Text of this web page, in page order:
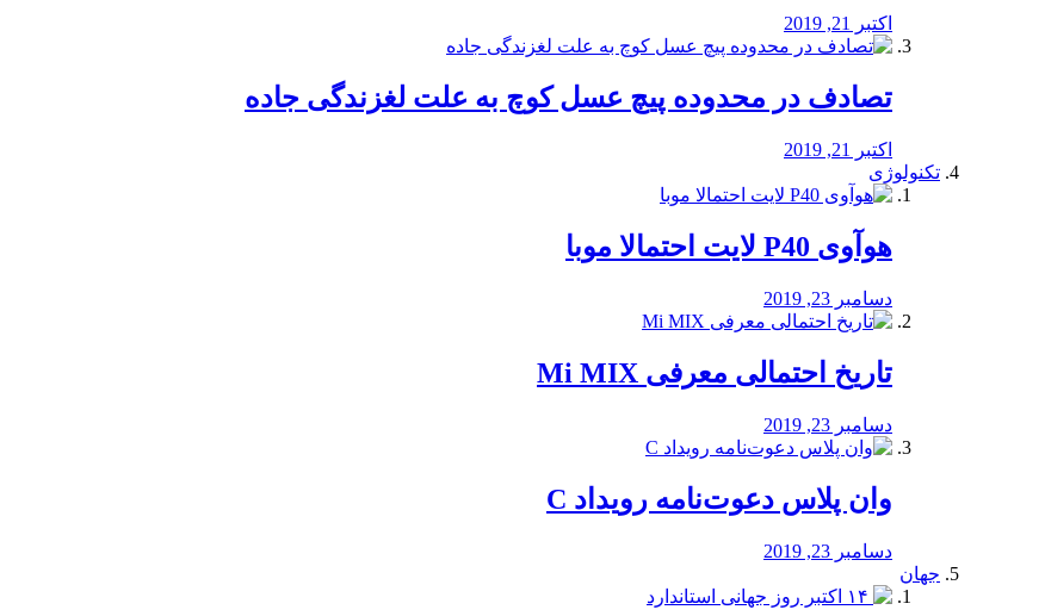
اکتبر 21, 2019
تصادف در محدوده پیچ عسل کوچ به علت لغزندگی جاده
اکتبر 21, 2019
تکنولوژی
هوآوی P40 لایت احتمالا موبا
دسامبر 23, 2019
تاریخ احتمالی معرفی Mi MIX
دسامبر 23, 2019
وان پلاس دعوت‌نامه رویداد C
دسامبر 23, 2019
جهان